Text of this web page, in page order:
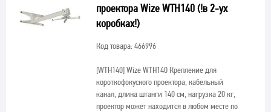
проектора Wize WTH140 (!в 2-ух
коробках!)
Код товара: 466996
[WTH140]Wize WTH140 Крепление для
короткофокусного проектора, кабельный
канал, длина штанги 140 см, нагрузка 20 кг,
проектор может находится в любом месте по